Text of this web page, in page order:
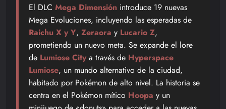
El DLC Mega Dimensión introduce 19 nuevas
Mega Evoluciones, incluyendo las esperadas de
Raichu X y Y, Zeraora y Lucario Z,
prometiendo un nuevo meta. Se expande el lore
de Lumiose City a través de Hyperspace
Lumiose, un mundo alternativo de la ciudad,
habitado por Pokémon de alto nivel. La historia se
centra en el Pokémon mítico Hoopa y un